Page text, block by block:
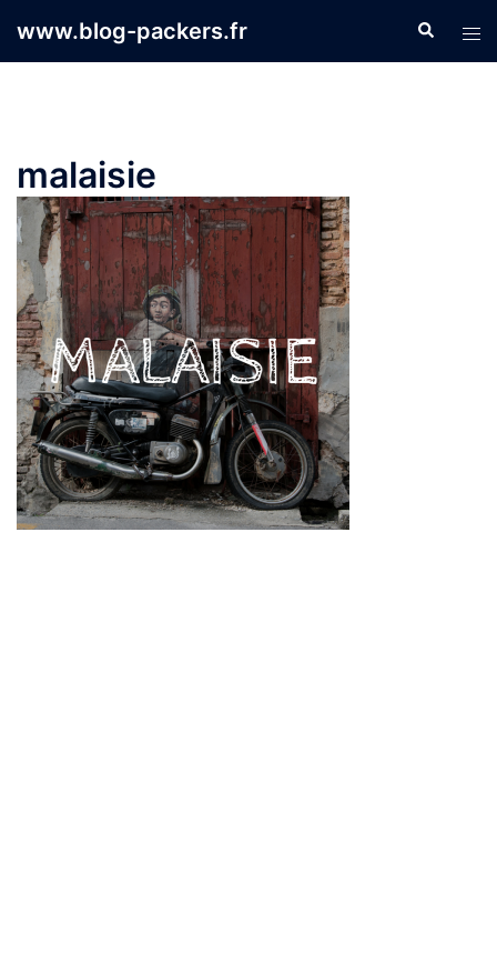
www.blog-packers.fr
le
malaisie